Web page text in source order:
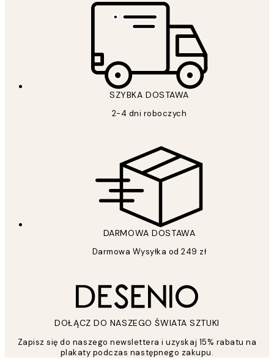
SZYBKA DOSTAWA
2-4 dni roboczych
DARMOWA DOSTAWA
Darmowa Wysyłka od 249 zł
DOŁĄCZ DO NASZEGO ŚWIATA SZTUKI
Zapisz się do naszego newslettera i uzyskaj 15% rabatu na
plakaty podczas następnego zakupu.